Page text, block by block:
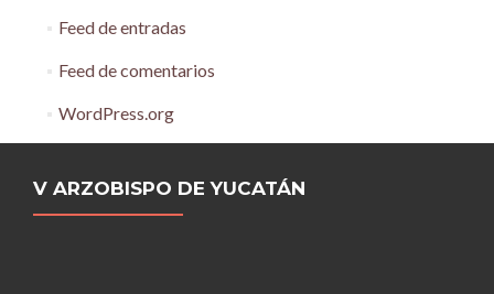
Feed de entradas
Feed de comentarios
WordPress.org
V ARZOBISPO DE YUCATÁN